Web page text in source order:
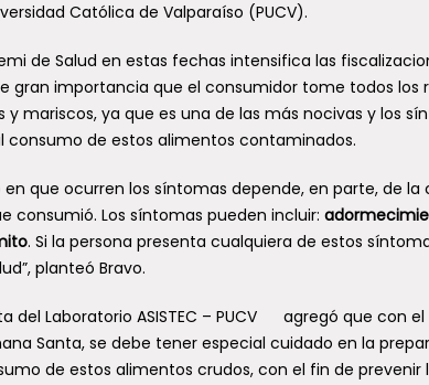
Católica de Valparaíso (PUCV).
de Salud en estas fechas intensifica las
gran importancia que el consumidor tome todos
y mariscos, ya que es una de las más nocivas y los
consumo de estos alimentos contaminados.
en que ocurren los síntomas depende, en parte, de
consumió. Los síntomas pueden incluir:
. Si la persona presenta cualquiera de estos
planteó Bravo.
del Laboratorio ASISTEC – PUCV agregó que con
Santa, se debe tener especial cuidado en la
de estos alimentos crudos, con el fin de